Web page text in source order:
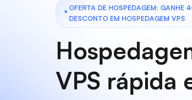
OFERTA DE HOSPEDAGEM: GANHE
DESCONTO EM HOSPEDAGEM VPS
VPS rápida